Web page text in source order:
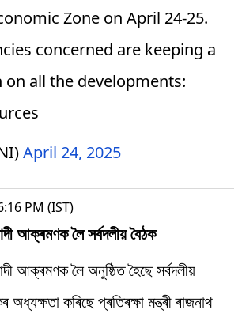
Zone on April 24-25.
concerned are keeping a
on all the developments:
April 24, 2025
PM (IST)
আক্ৰমণক লৈ সৰ্বদলীয় বৈঠক
আক্ৰমণক লৈ অনুষ্ঠিত হৈছে সৰ্বদলীয়
কৰিছে প্ৰতিৰক্ষা মন্ত্ৰী ৰাজনাথ